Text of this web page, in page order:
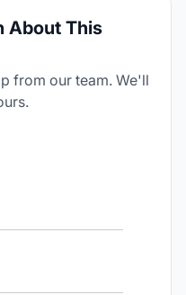
About This
from our team. We'll